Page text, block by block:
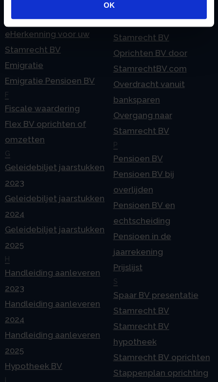
OK
eHerkenning voor uw
Stamrecht BV
Emigratie
Emigratie Pensioen BV
F
Fiscale waardering
Flex BV oprichten of
omzetten
G
Geleidebiljet jaarstukken
2023
Geleidebiljet jaarstukken
2024
Geleidebiljet jaarstukken
2025
H
Handleiding aanleveren
2023
Handleiding aanleveren
2024
Handleiding aanleveren
2025
Hypotheek BV
BV
Onzakelijke lening
Stamrecht BV
Oprichten BV door
StamrechtBV.com
Overdracht vanuit
banksparen
Overgang naar
Stamrecht BV
P
Pensioen BV
Pensioen BV bij
overlijden
Pensioen BV en
echtscheiding
Pensioen in de
jaarrekening
Prijslijst
S
Spaar BV presentatie
Stamrecht BV
Stamrecht BV
hypotheek
Stamrecht BV oprichten
Stappenplan oprichting